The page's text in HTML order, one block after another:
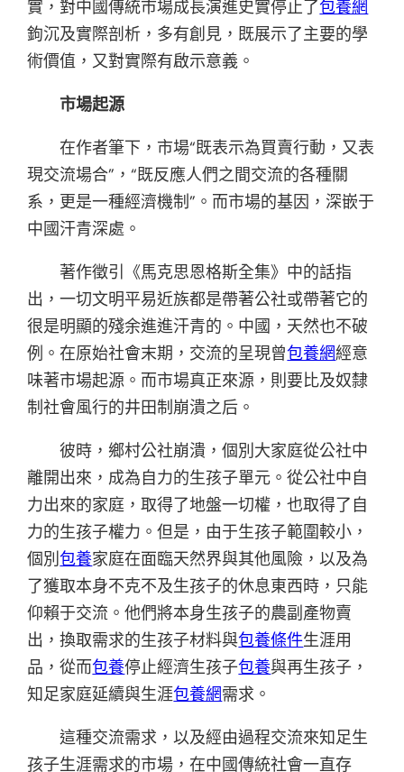
實，對中國傳統市場成長演進史實停止了包養網
鉤沉及實際剖析，多有創見，既展示了主要的學
術價值，又對實際有啟示意義。
市場起源
在作者筆下，市場“既表示為買賣行動，又表
現交流場合”，“既反應人們之間交流的各種關
系，更是一種經濟機制”。而市場的基因，深嵌于
中國汗青深處。
著作徵引《馬克思恩格斯全集》中的話指
出，一切文明平易近族都是帶著公社或帶著它的
很是明顯的殘余進進汗青的。中國，天然也不破
例。在原始社會末期，交流的呈現曾包養網經意
味著市場起源。而市場真正來源，則要比及奴隸
制社會風行的井田制崩潰之后。
彼時，鄉村公社崩潰，個別大家庭從公社中
離開出來，成為自力的生孩子單元。從公社中自
力出來的家庭，取得了地盤一切權，也取得了自
力的生孩子權力。但是，由于生孩子範圍較小，
個別包養家庭在面臨天然界與其他風險，以及為
了獲取本身不克不及生孩子的休息東西時，只能
仰賴于交流。他們將本身生孩子的農副產物賣
出，換取需求的生孩子材料與包養條件生涯用
品，從而包養停止經濟生孩子包養與再生孩子，
知足家庭延續與生涯包養網需求。
這種交流需求，以及經由過程交流來知足生
孩子生涯需求的市場，在中國傳統社會一直存